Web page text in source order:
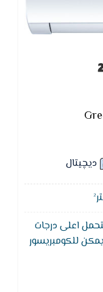
ديچيتال
اعلى درجات
حيث يمكن للكومبريسور
شاشه لاظهار
حاره الغرفه